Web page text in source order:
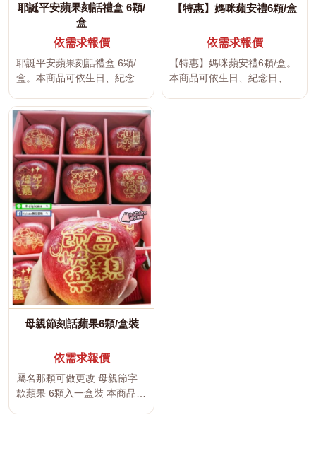
耶誕平安蘋果刻話禮盒 6顆/
盒
依需求報價
耶誕平安蘋果刻話禮盒 6顆/
盒。本商品可依生日、紀念
動、企...
【特惠】媽咪蘋安禮6顆/盒
依需求報價
【特惠】媽咪蘋安禮6顆/盒。
本商品可依生日、紀念日、婚
母親節刻話蘋果6顆/盒裝
依需求報價
屬名那顆可做更改 母親節字
款蘋果 6顆入一盒裝 本商品可